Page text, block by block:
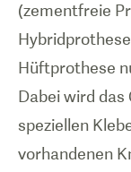
(zementfreie
Hüftprothese
Dabei wird
speziellen
vorhandenen